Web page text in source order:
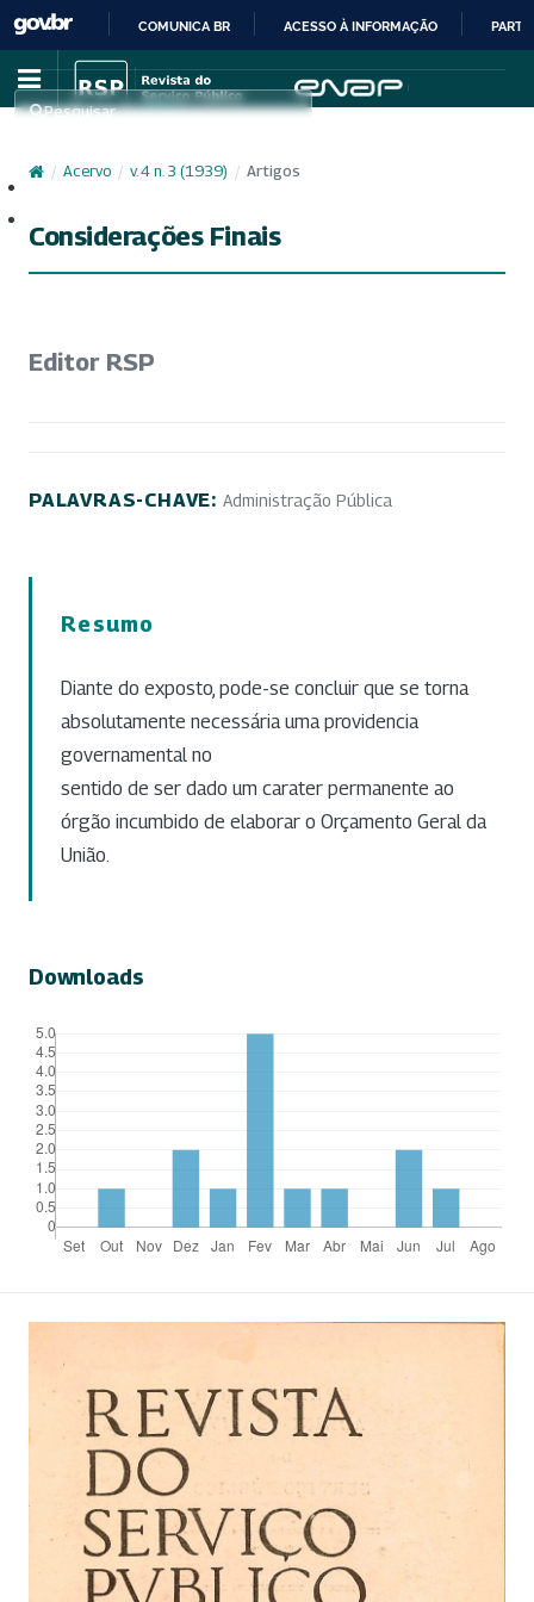
IR
PARA
CONTEÚDO
COMUNICA BR ACESSO À INFORMAÇÃO
Pesquisar
/ Acervo / v. 4 n. 3 (1939) / Artigos
Considerações Finais
Editor RSP
PALAVRAS-CHAVE: Administração Pública
Resumo
Diante do exposto, pode-se concluir que se torna
absolutamente necessária uma providencia
governamental no
sentido de ser dado um carater permanente ao
órgão incumbido de elaborar o Orçamento Geral da
União.
Downloads